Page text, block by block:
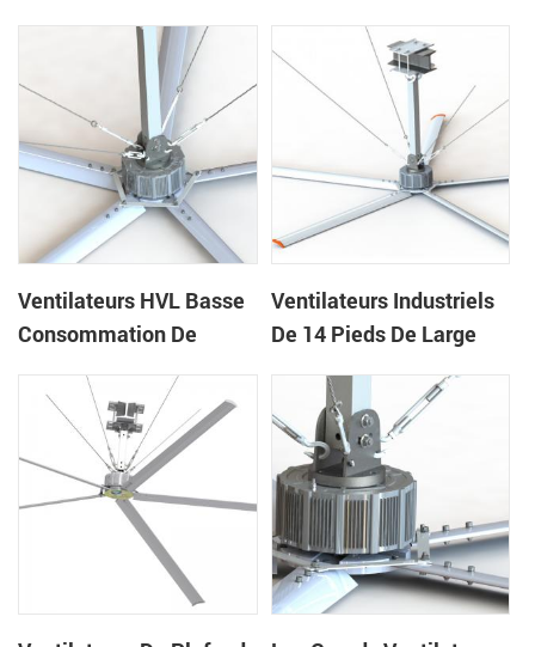
Naturel Pour La Maison
De Vache
Ventilateurs HVL Basse
Consommation De
Pour Les Gymnases
Ventilateurs Industriels
De 14 Pieds De Large
Volume D'air Élevé